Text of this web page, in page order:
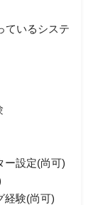
ているシステ
ー設定(尚可)
経験(尚可)